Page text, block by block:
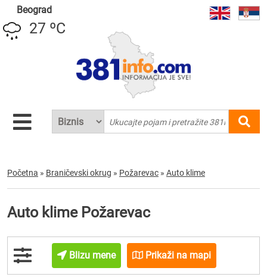
Beograd
27 ºC
Početna » Braničevski okrug » Požarevac » Auto klime
Auto klime Požarevac
Blizu mene Prikaži na mapi